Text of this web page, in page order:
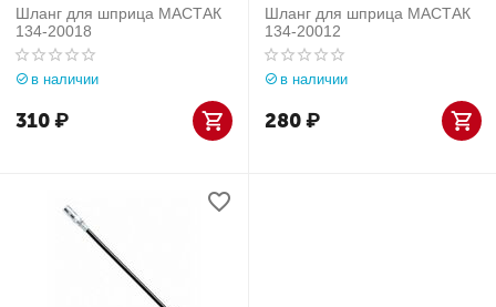
Шланг для шприца МАСТАК
134-20018
в наличии
310₽
Шланг для шприца МАСТАК
134-20012
в наличии
280₽